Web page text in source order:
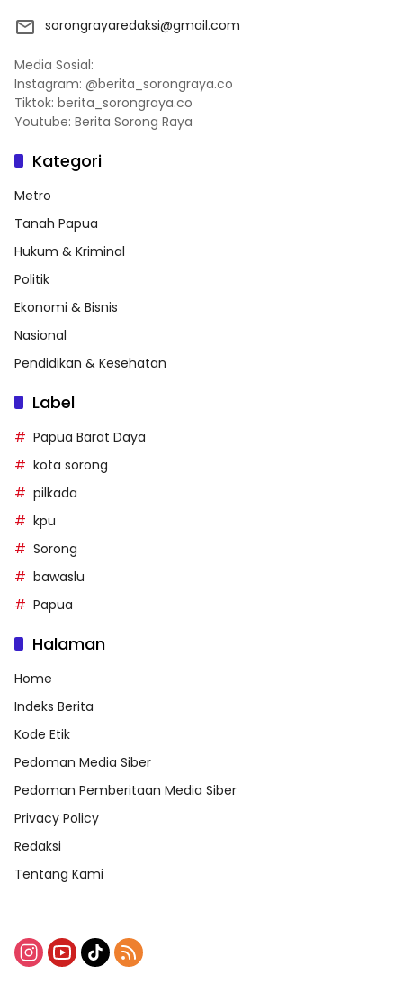
sorongrayaredaksi@gmail.com
Media Sosial:
Instagram: @berita_sorongraya.co
Tiktok: berita_sorongraya.co
Youtube: Berita Sorong Raya
Kategori
Metro
Tanah Papua
Hukum & Kriminal
Politik
Ekonomi & Bisnis
Nasional
Pendidikan & Kesehatan
Label
Papua Barat Daya
kota sorong
pilkada
kpu
Sorong
bawaslu
Papua
Halaman
Home
Indeks Berita
Kode Etik
Pedoman Media Siber
Pedoman Pemberitaan Media Siber
Privacy Policy
Redaksi
Tentang Kami